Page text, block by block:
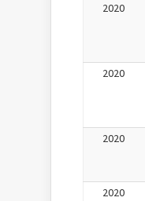
2020
2020
2020
2020